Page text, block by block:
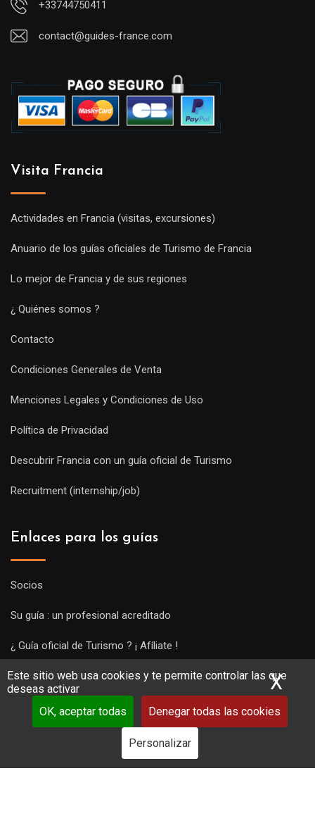
Este sitio web usa cookies y te permite controlar las que
deseas activar
OK, aceptar todas
Denegar todas las cookies
Personalizar
X
+33744750411
contact@guides-france.com
Visita Francia
Actividades en Francia (visitas, excursiones)
Anuario de los guías oficiales de Turismo de Francia
Lo mejor de Francia y de sus regiones
¿ Quiénes somos ?
Contacto
Condiciones Generales de Venta
Menciones Legales y Condiciones de Uso
Política de Privacidad
Descubrir Francia con un guía oficial de Turismo
Recruitment (internship/job)
Enlaces para los guías
Socios
Su guía : un profesional acreditado
¿ Guía oficial de Turismo ? ¡ Afíliate !
Subir una visita y empezar a trabajar !